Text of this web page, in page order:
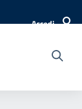
Accedi